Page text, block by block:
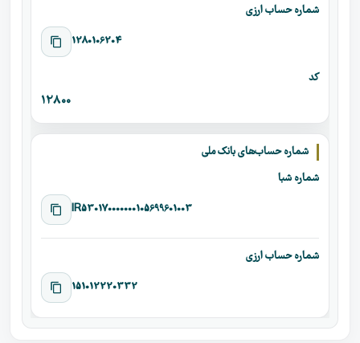
شماره حساب ارزی
1280106204
کد
12800
شماره حساب‌های بانک ملی
شماره شبا
IR530170000000105699601003
شماره حساب ارزی
151012220332